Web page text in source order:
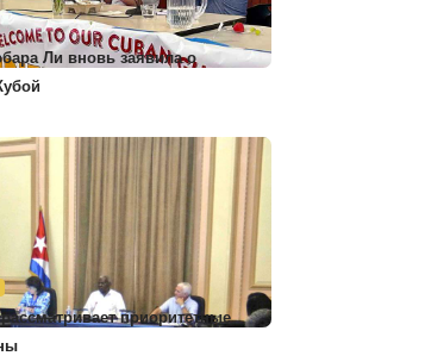
Ли вновь заявила о
приоритетные